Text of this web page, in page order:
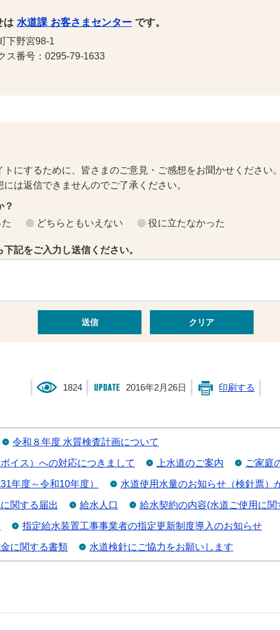
は 水道課 お客さまセンター です。
野宮98-1
ス番号：0295-79-1633
にするために、皆さまのご意見・ご感想をお聞かせください
は返信できませんのでご了承ください。
？
どちらともいえない 役に立たなかった
記をご入力し送信ください。
1824 2016年2月26日 印刷する
令和８年度 水質検査計画について
イス）への対応につきまして 上水道のご案内 ご家庭
年度～令和10年度） 水道使用水量のお知らせ（検針票）
関する届出 給水人口 給水契約の内容(水道ご使用に
指定給水装置工事事業者の指定更新制度導入のお知らせ
に関する書類 水道検針にご協力をお願いします